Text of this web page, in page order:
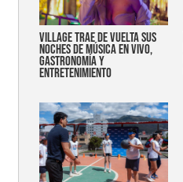
Village trae de vuelta sus
noches de música en vivo,
gastronomía y
entretenimiento